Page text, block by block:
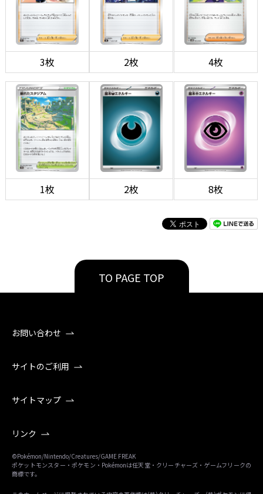
3枚 2枚 4枚
1枚 2枚 8枚
TO PAGE TOP
お問い合わせ
サイトのご利用
サイトマップ
リンク
©Pokémon/Nintendo/Creatures/GAME FREAK
ポケットモンスター・ポケモン・Pokémonは任天堂・クリーチャーズ・ゲームフリークの
商標です。